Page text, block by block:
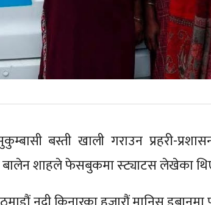
बस्ती खाली गराउन प्रहरी-
बालेन शाहले फेसबुकमा स्ट्याटस लेखेका